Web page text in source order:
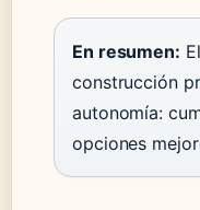
En resumen:
construcción
autonomía:
opciones